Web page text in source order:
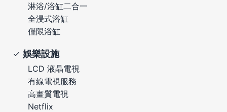
淋浴/浴缸二合一
全浸式浴缸
僅限浴缸
娛樂設施
LCD 液晶電視
有線電視服務
高畫質電視
Netflix